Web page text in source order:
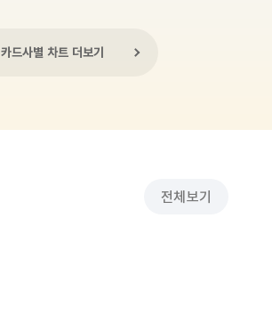
카드사별 차트 더보기
전체보기